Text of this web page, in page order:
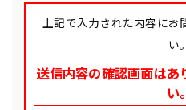
上記で入力された内容に
い。
送信内容の確認画面は
い。